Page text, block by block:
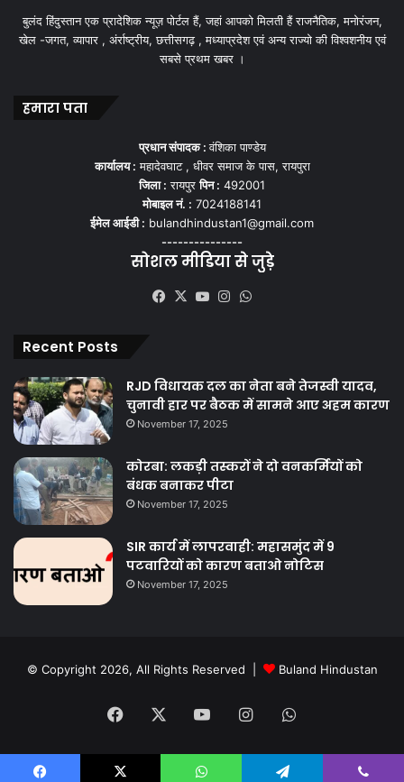
बुलंद हिंदुस्तान एक प्रादेशिक न्यूज़ पोर्टल हैं, जहां आपको मिलती हैं राजनैतिक, मनोरंजन,
खेल -जगत, व्यापार , अंर्राष्ट्रीय, छत्तीसगढ़ , मध्याप्रदेश एवं अन्य राज्यो की विश्वशनीय एवं
सबसे प्रथम खबर ।
हमारा पता
प्रधान संपादक :वंशिका पाण्डेय
कार्यालय : महादेवघाट , धीवर समाज के पास, रायपुरा
जिला : रायपुरपिन : 492001
मोबाइल नं. : 7024188141
ईमेल आईडी : bulandhindustan1@gmail.com
---------------
सोशल मीडिया से जुड़े
Facebook
X YouTubeInstagram
Recent Posts
RJD विधायक दल का नेता बने तेजस्वी यादव,
चुनावी हार पर बैठक में सामने आए अहम कारण
November 17, 2025
कोरबा: लकड़ी तस्करों ने दो वनकर्मियों को
बंधक बनाकर पीटा
November 17, 2025
SIR कार्य में लापरवाही: महासमुंद में 9
पटवारियों को कारण बताओ नोटिस
November 17, 2025
© Copyright 2026, All Rights Reserved | Buland Hindustan
Facebook YouTubeInstagramWhatsApp